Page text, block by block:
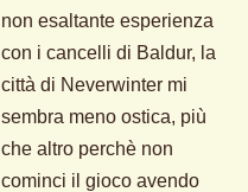
non esaltante esperienza
con i cancelli di Baldur, la
città di Neverwinter mi
sembra meno ostica, più
che altro perchè non
cominci il gioco avendo